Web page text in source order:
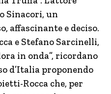
Sinacori, un
affascinante e deciso.
e Stefano Sarcinelli,
in onda”, ricordano
d’Italia proponendo
Rocca che, per